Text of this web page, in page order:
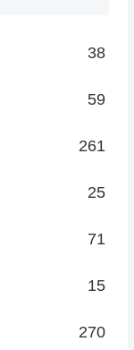
38
59
261
25
71
15
270